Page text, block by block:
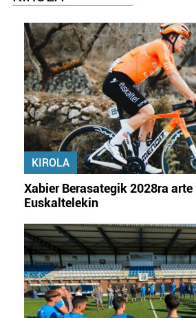
KIROLA
Xabier Berasategik 2028ra
Euskaltelekin